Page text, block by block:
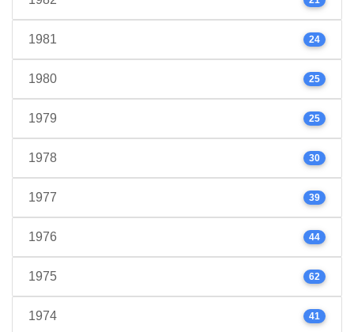
1981 24
1980 25
1979 25
1978 30
1977 39
1976 44
1975 62
1974 41